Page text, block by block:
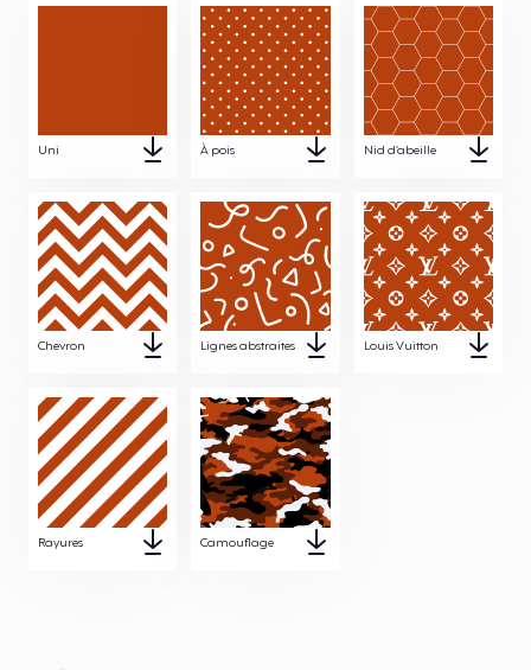
Uni À pois Nid d’abeille
Chevron Lignes abstraites Louis Vuitton
Rayures Camouflage